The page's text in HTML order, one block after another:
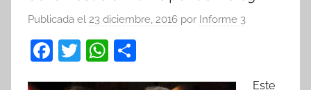
Publicada el 23 diciembre, 2016 por Informe 3
F
T
W
Este